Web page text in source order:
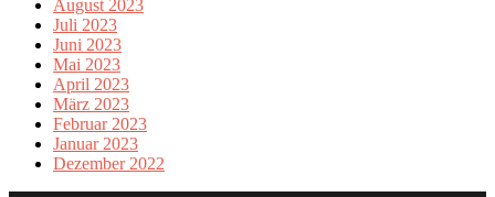
August 2023
Juli 2023
Juni 2023
Mai 2023
April 2023
März 2023
Februar 2023
Januar 2023
Dezember 2022